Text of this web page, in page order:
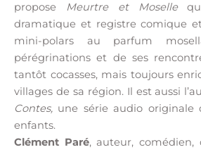
propose Meurtre et Mosellequi
dramatique et registre comique
mini-polars au parfum
pérégrinations et de ses
tantôt cocasses, mais toujours
villages de sa région. Il est aussi
Contes, une série audio originale
enfants.
Clément Paré, auteur,